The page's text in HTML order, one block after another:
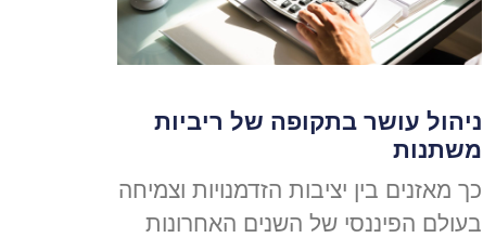
ניהול עושר בתקופה של ריביות
משתנות
כך מאזנים בין יציבות הזדמנויות וצמיחה
בעולם הפיננסי של השנים האחרונות